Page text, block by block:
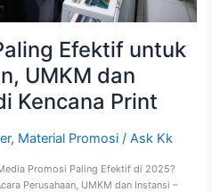
Efektif untuk
UMKM dan
Kencana Print
, Material Promosi/ Ask Kk
Promosi Paling Efektif di 2025?
Perusahaan, UMKM dan Instansi –